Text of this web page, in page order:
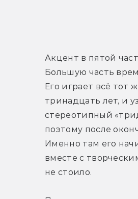
Акцент в пятой
Большую часть
Его играет всё
тринадцать лет, и
стереотипный
поэтому после
Именно там его
вместе с
не стоило.